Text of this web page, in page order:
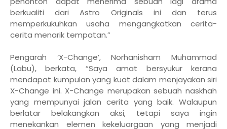
berkualiti dari Astro Originals ini dan terus
memperkukuhkan usaha mengangkatkan cerita-
cerita menarik tempatan.”
Pengarah ‘X-Change’, Norhanisham Muhammad
(Labu), berkata, “Saya amat bersyukur kerana
mendapat kumpulan yang kuat dalam menjayakan siri
X-Change ini. X-Change merupakan sebuah naskhah
yang mempunyai jalan cerita yang baik. Walaupun
berlatar belakangkan aksi, tetapi saya ingin
menekankan elemen kekeluargaan yang menjadi